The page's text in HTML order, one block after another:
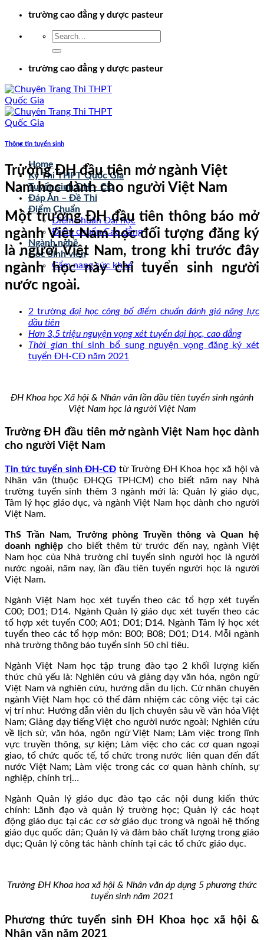
Chuyểntrường cao đẳng y dược pasteur
trường cao đẳng y dược pasteur
Home
Kỳ Thi THPT Quốc Gia
Tuyển sinh ĐH – CĐ
Đáp Án – Đề Thi
Điểm Chuẩn
Điểm chuẩn Đại học
Điểm chuẩn Cao đẳng
Ngành nghề
Góc Sinh viên
Cẩm nang sức khoẻ
Thông tin tuyển sinh
Trường ĐH đầu tiên mở ngành Việt
Nam học dành cho người Việt Nam
Một trường ĐH đầu tiên thông báo mở
ngành Việt Nam học đối tượng đăng ký
là người Việt Nam, trong khi trước đây
ngành học này chỉ tuyển sinh người
nước ngoài.
2 trường đại học công bố điểm chuẩn đánh giá năng lực
đầu tiên
Hơn 3,5 triệu nguyện vọng xét tuyển đại học, cao đẳng
Thời gian thí sinh bổ sung nguyện vọng đăng ký xét
tuyển ĐH-CĐ năm 2021
ĐH Khoa học Xã hội & Nhân văn lần đầu tiên tuyển sinh ngành
Việt Nam học là người Việt Nam
Trường ĐH đầu tiên mở ngành Việt Nam học dành
cho người Việt Nam
Tin tức tuyển sinh ĐH-CĐ từ Trường ĐH Khoa học xã hội và
Nhân văn (thuộc ĐHQG TPHCM) cho biết năm nay Nhà
trường tuyển sinh thêm 3 ngành mới là: Quản lý giáo dục,
Tâm lý học giáo dục, và ngành Việt Nam học dành cho người
Việt Nam.
ThS Trần Nam, Trưởng phòng Truyền thông và Quan hệ
doanh nghiệp cho biết thêm từ trước đến nay, ngành Việt
Nam học của Nhà trường chỉ tuyển sinh người học là người
nước ngoài, năm nay, lần đầu tiên tuyển người học là người
Việt Nam.
Ngành Việt Nam học xét tuyển theo các tổ hợp xét tuyển
C00; D01; D14. Ngành Quản lý giáo dục xét tuyển theo các
tổ hợp xét tuyển C00; A01; D01; D14. Ngành Tâm lý học xét
tuyển theo các tổ hợp môn: B00; B08; D01; D14. Mỗi ngành
nhà trường thông báo tuyển sinh 50 chỉ tiêu.
Ngành Việt Nam học tập trung đào tạo 2 khối lượng kiến
thức chủ yếu là: Nghiên cứu và giảng dạy văn hóa, ngôn ngữ
Việt Nam và nghiên cứu, hướng dẫn du lịch. Cử nhân chuyên
ngành Việt Nam học có thể đảm nhiệm các công việc tại các
vị trí như: Hướng dẫn viên du lịch chuyên sâu về văn hóa Việt
Nam; Giảng dạy tiếng Việt cho người nước ngoài; Nghiên cứu
về lịch sử, văn hóa, ngôn ngữ Việt Nam; Làm việc trong lĩnh
vực truyền thông, sự kiện; Làm việc cho các cơ quan ngoại
giao, tổ chức quốc tế, tổ chức trong nước liên quan đến đất
nước Việt Nam; Làm việc trong các cơ quan hành chính, sự
nghiệp, chính trị…
Ngành Quản lý giáo dục đào tạo các nội dung kiến thức
chính: Lãnh đạo và quản lý trường học; Quản lý các hoạt
động giáo dục tại các cơ sở giáo dục trong và ngoài hệ thống
giáo dục quốc dân; Quản lý và đảm bảo chất lượng trong giáo
dục; Quản lý công tác hành chính tại các tổ chức giáo dục.
Trường ĐH Khoa hoa xã hội & Nhân văn áp dụng 5 phương thức
tuyển sinh năm 2021
Phương thức tuyển sinh ĐH Khoa học xã hội &
Nhân văn năm 2021